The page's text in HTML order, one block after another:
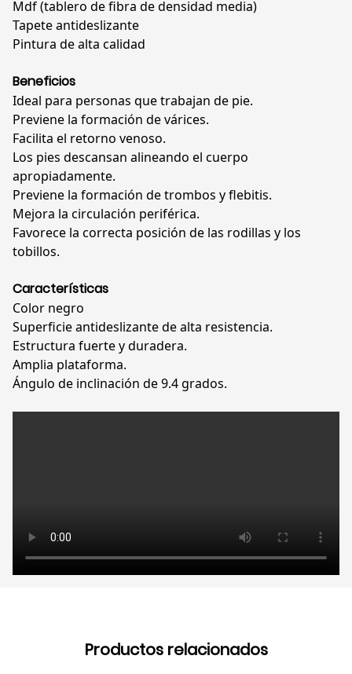
Mdf (tablero de fibra de densidad media)
Tapete antideslizante
Pintura de alta calidad
Beneficios
Ideal para personas que trabajan de pie.
Previene la formación de várices.
Facilita el retorno venoso.
Los pies descansan alineando el cuerpo
apropiadamente.
Previene la formación de trombos y flebitis.
Mejora la circulación periférica.
Favorece la correcta posición de las rodillas y los
tobillos.
Características
Color negro
Superficie antideslizante de alta resistencia.
Estructura fuerte y duradera.
Amplia plataforma.
Ángulo de inclinación de 9.4 grados.
Productos relacionados